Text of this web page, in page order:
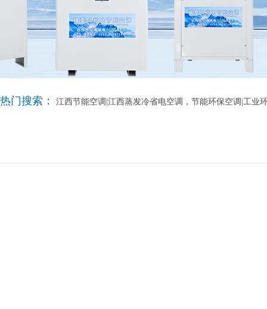
热门搜索： 江西节能空调|江西蒸发冷省电空调，节能环保空调|工业